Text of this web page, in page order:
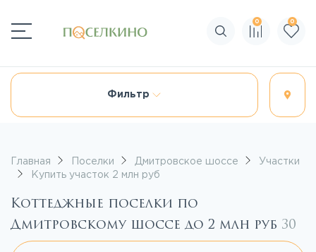
Поиск по сайту
0 0
Фильтр
Главная Поселки Дмитровское шоссе
Участки
Купить участок 2 млн руб
Коттеджные поселки по
Дмитровскому шоссе до 2 млн руб 30